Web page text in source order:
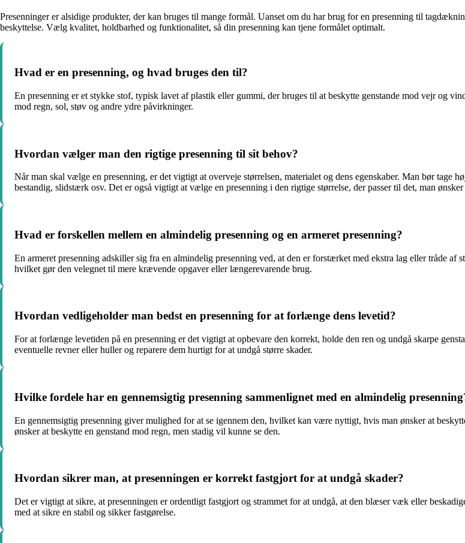
Presenninger er alsidige produkter, der kan bruges til mange formål. Uanset om du har brug for en presenning til
beskyttelse. Vælg kvalitet, holdbarhed og funktionalitet, så din presenning kan tjene formålet optimalt.
Hvad er en presenning, og hvad bruges den til?
En presenning er et stykke stof, typisk lavet af plastik eller gummi, der bruges til at beskytte genstande mod vejr og
mod regn, sol, støv og andre ydre påvirkninger.
Hvordan vælger man den rigtige presenning til sit behov?
Når man skal vælge en presenning, er det vigtigt at overveje størrelsen, materialet og dens egenskaber. Man bør
bestandig, slidstærk osv. Det er også vigtigt at vælge en presenning i den rigtige størrelse, der passer til det, man ønsker
Hvad er forskellen mellem en almindelig presenning og en armeret presenning?
En armeret presenning adskiller sig fra en almindelig presenning ved, at den er forstærket med ekstra lag eller tråde
hvilket gør den velegnet til mere krævende opgaver eller længerevarende brug.
Hvordan vedligeholder man bedst en presenning for at forlænge dens levetid?
For at forlænge levetiden på en presenning er det vigtigt at opbevare den korrekt, holde den ren og undgå skarpe
eventuelle revner eller huller og reparere dem hurtigt for at undgå større skader.
Hvilke fordele har en gennemsigtig presenning sammenlignet med en almindelig
En gennemsigtig presenning giver mulighed for at se igennem den, hvilket kan være nyttigt, hvis man ønsker at
ønsker at beskytte en genstand mod regn, men stadig vil kunne se den.
Hvordan sikrer man, at presenningen er korrekt fastgjort for at undgå skader?
Det er vigtigt at sikre, at presenningen er ordentligt fastgjort og strammet for at undgå, at den blæser væk eller
med at sikre en stabil og sikker fastgørelse.